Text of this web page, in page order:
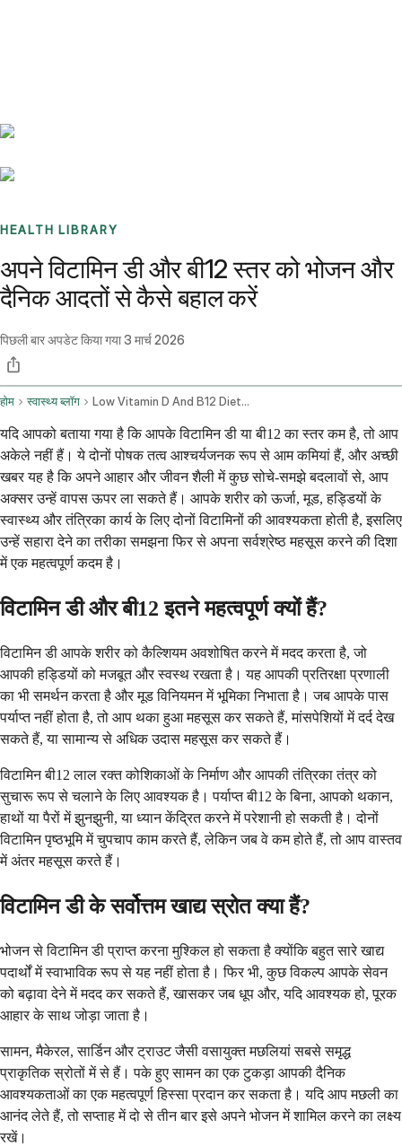
HEALTH LIBRARY
अपने विटामिन डी और बी12 स्तर को भोजन और
दैनिक आदतों से कैसे बहाल करें
पिछली बार अपडेट किया गया3 मार्च 2026
होम स्वास्थ्य ब्लॉग Low Vitamin D And B12 Dietary And Lifestyle Recommendations
यदि आपको बताया गया है कि आपके विटामिन डी या बी12 का स्तर कम है, तो आप
अकेले नहीं हैं। ये दोनों पोषक तत्व आश्चर्यजनक रूप से आम कमियां हैं, और अच्छी
खबर यह है कि अपने आहार और जीवन शैली में कुछ सोचे-समझे बदलावों से, आप
अक्सर उन्हें वापस ऊपर ला सकते हैं। आपके शरीर को ऊर्जा, मूड, हड्डियों के
स्वास्थ्य और तंत्रिका कार्य के लिए दोनों विटामिनों की आवश्यकता होती है, इसलिए
उन्हें सहारा देने का तरीका समझना फिर से अपना सर्वश्रेष्ठ महसूस करने की दिशा
में एक महत्वपूर्ण कदम है।
विटामिन डी और बी12 इतने महत्वपूर्ण क्यों हैं?
विटामिन डी आपके शरीर को कैल्शियम अवशोषित करने में मदद करता है, जो
आपकी हड्डियों को मजबूत और स्वस्थ रखता है। यह आपकी प्रतिरक्षा प्रणाली
का भी समर्थन करता है और मूड विनियमन में भूमिका निभाता है। जब आपके पास
पर्याप्त नहीं होता है, तो आप थका हुआ महसूस कर सकते हैं, मांसपेशियों में दर्द देख
सकते हैं, या सामान्य से अधिक उदास महसूस कर सकते हैं।
विटामिन बी12 लाल रक्त कोशिकाओं के निर्माण और आपकी तंत्रिका तंत्र को
सुचारू रूप से चलाने के लिए आवश्यक है। पर्याप्त बी12 के बिना, आपको थकान,
हाथों या पैरों में झुनझुनी, या ध्यान केंद्रित करने में परेशानी हो सकती है। दोनों
विटामिन पृष्ठभूमि में चुपचाप काम करते हैं, लेकिन जब वे कम होते हैं, तो आप वास्तव
में अंतर महसूस करते हैं।
विटामिन डी के सर्वोत्तम खाद्य स्रोत क्या हैं?
भोजन से विटामिन डी प्राप्त करना मुश्किल हो सकता है क्योंकि बहुत सारे खाद्य
पदार्थों में स्वाभाविक रूप से यह नहीं होता है। फिर भी, कुछ विकल्प आपके सेवन
को बढ़ावा देने में मदद कर सकते हैं, खासकर जब धूप और, यदि आवश्यक हो, पूरक
आहार के साथ जोड़ा जाता है।
सामन, मैकेरल, सार्डिन और ट्राउट जैसी वसायुक्त मछलियां सबसे समृद्ध
प्राकृतिक स्रोतों में से हैं। पके हुए सामन का एक टुकड़ा आपकी दैनिक
आवश्यकताओं का एक महत्वपूर्ण हिस्सा प्रदान कर सकता है। यदि आप मछली का
आनंद लेते हैं, तो सप्ताह में दो से तीन बार इसे अपने भोजन में शामिल करने का लक्ष्य
रखें।